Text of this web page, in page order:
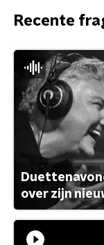
Recente
over zijn